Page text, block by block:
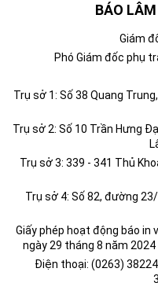
BÁO
Giám
Phó Giám đốc phụ
Trụ sở 1: Số 38 Quang
Trụ sở 2: Số 10 Trần Hưng
Trụ sở 3: 339 - 341 Thủ
Trụ sở 4: Số 82, đường
Giấy phép hoạt động báo
ngày 29 tháng 8 năm
Điện thoại: (0263)